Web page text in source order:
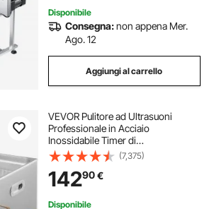
Disponibile
Consegna:non appena Mer.
Ago. 12
Aggiungi al carrello
VEVOR Pulitore ad Ultrasuoni
Professionale in Acciaio
Inossidabile Timer di
Riscaldamento Digitale Pulizia di
Gioielli per Uso Domestico
Personale Commerciale 15L
(7,375)
14290€
Disponibile